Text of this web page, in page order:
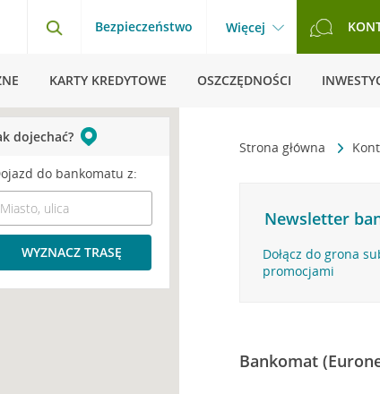
Bezpieczeństwo Więcej
KARTY KREDYTOWE OSZCZĘDNOŚCI
Strona główna
Newsletter
Dołącz do grona
promocjami
Bankomat
dojechać?
do bankomatu z:
WYZNACZ TRASĘ